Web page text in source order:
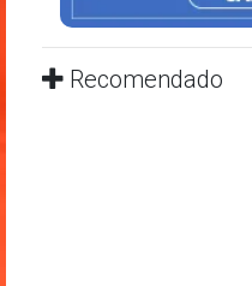
Recomendado